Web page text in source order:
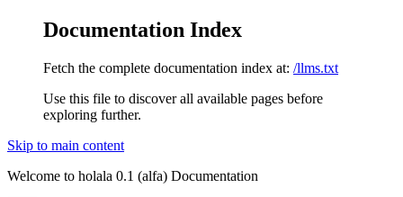
Documentation Index
Fetch the complete documentation index at: /llms.txt
Use this file to discover all available pages before
exploring further.
Skip to main content
Welcome to holala 0.1 (alfa) Documentation